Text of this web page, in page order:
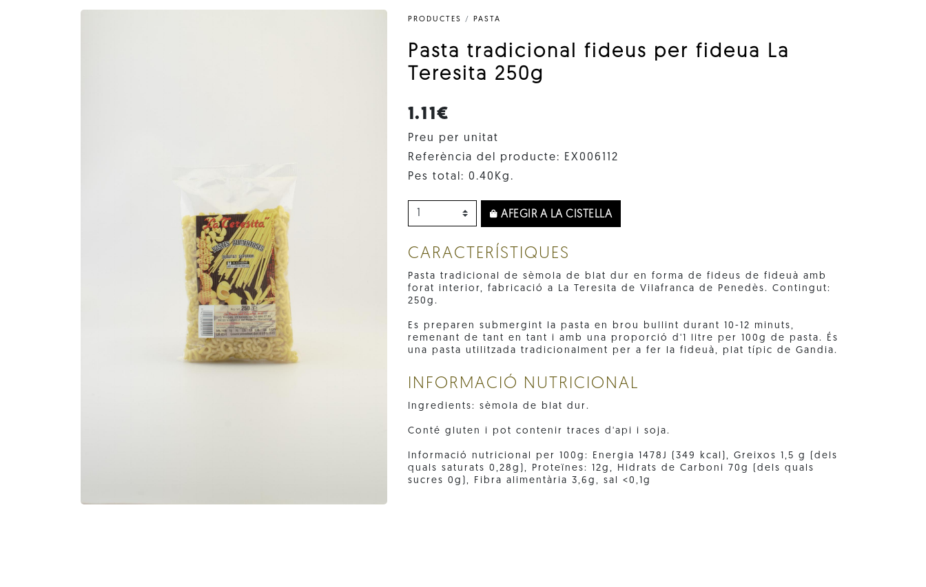
PRODUCTES / PASTA
Pasta tradicional fideus per fideua La
Teresita 250g
1.11€
Preu per unitat
Referència del producte: EX006112
Pes total: 0.40Kg.
AFEGIR A LA CISTELLA
CARACTERÍSTIQUES
Pasta tradicional de sèmola de blat dur en forma de fideus de fideuà amb
forat interior, fabricació a La Teresita de Vilafranca de Penedès. Contingut:
250g.
Es preparen submergint la pasta en brou bullint durant 10-12 minuts,
remenant de tant en tant i amb una proporció d'1 litre per 100g de pasta. És
una pasta utilitzada tradicionalment per a fer la fideuà, plat típic de Gandia.
INFORMACIÓ NUTRICIONAL
Ingredients: sèmola de blat dur.
Conté gluten i pot contenir traces d'api i soja.
Informació nutricional per 100g: Energia 1478J (349 kcal), Greixos 1,5 g (dels
quals saturats 0,28g), Proteïnes: 12g, Hidrats de Carboni 70g (dels quals
sucres 0g), Fibra alimentària 3,6g, sal <0,1g